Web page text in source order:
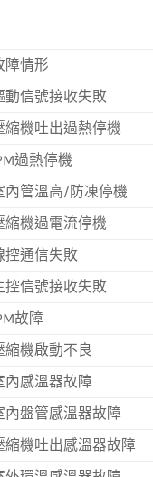
障情形
動信號接收失敗
縮機吐出過熱停機
過熱停機
內管溫高/防凍停機
縮機過電流停機
控通信失敗
控信號接收失敗
故障
縮機啟動不良
內感溫器故障
內盤管感溫器故障
縮機吐出感溫器故障